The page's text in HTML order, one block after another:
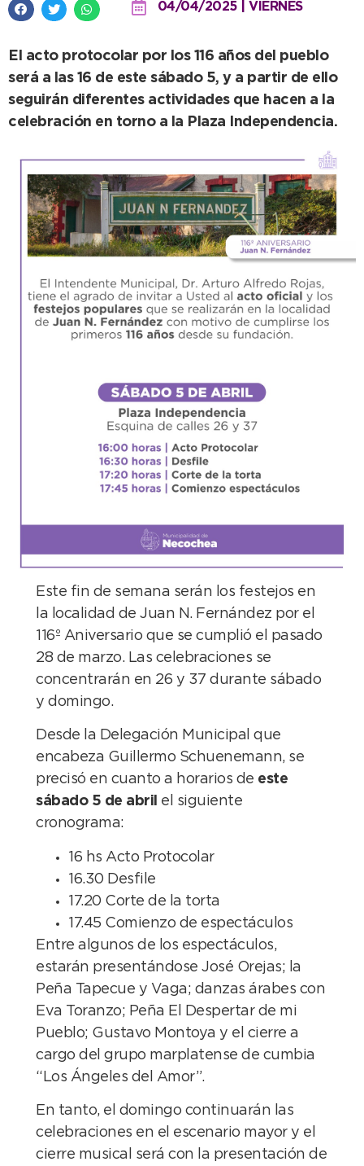
04/04/2025 | VIERNES
El acto protocolar por los 116 años del pueblo
será a las 16 de este sábado 5, y a partir de ello
seguirán diferentes actividades que hacen a la
celebración en torno a la Plaza Independencia.
Este fin de semana serán los festejos en
la localidad de Juan N. Fernández por el
116º Aniversario que se cumplió el pasado
28 de marzo. Las celebraciones se
concentrarán en 26 y 37 durante sábado
y domingo.
Desde la Delegación Municipal que
encabeza Guillermo Schuenemann, se
precisó en cuanto a horarios de este
sábado 5 de abril
el siguiente
cronograma:
16 hs Acto Protocolar
16.30 Desfile
17.20 Corte de la torta
17.45 Comienzo de espectáculos
Entre algunos de los espectáculos,
estarán presentándose José Orejas; la
Peña Tapecue y Vaga; danzas árabes con
Eva Toranzo; Peña El Despertar de mi
Pueblo; Gustavo Montoya y el cierre a
cargo del grupo marplatense de cumbia
“Los Ángeles del Amor”.
En tanto, el domingo continuarán las
celebraciones en el escenario mayor y el
cierre musical será con la presentación de